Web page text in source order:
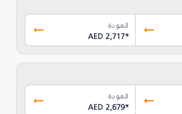
العودة
AED 2,717*
العودة
AED 2,679*